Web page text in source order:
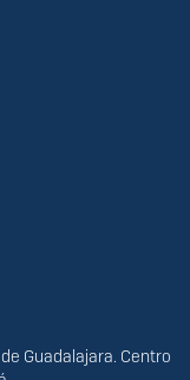
Guadalajara. Centro